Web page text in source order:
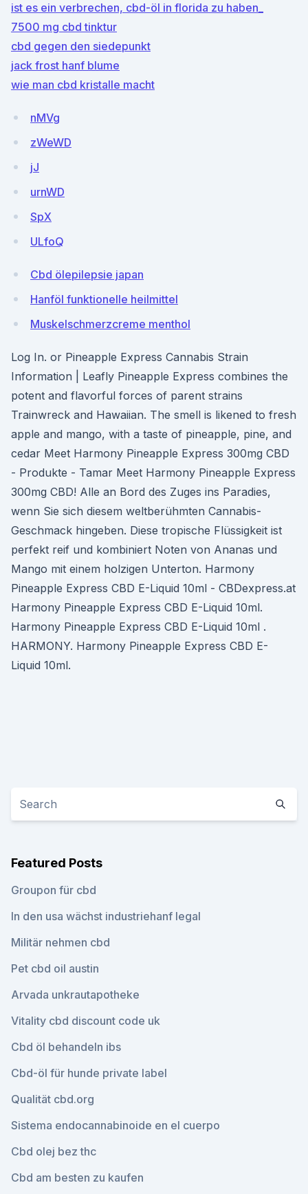
ist es ein verbrechen, cbd-öl in florida zu haben_
7500 mg cbd tinktur
cbd gegen den siedepunkt
jack frost hanf blume
wie man cbd kristalle macht
nMVg
zWeWD
jJ
urnWD
SpX
ULfoQ
Cbd ölepilepsie japan
Hanföl funktionelle heilmittel
Muskelschmerzcreme menthol
Log In. or Pineapple Express Cannabis Strain
Information | Leafly Pineapple Express combines the
potent and flavorful forces of parent strains
Trainwreck and Hawaiian. The smell is likened to fresh
apple and mango, with a taste of pineapple, pine, and
cedar Meet Harmony Pineapple Express 300mg CBD
- Produkte - Tamar Meet Harmony Pineapple Express
300mg CBD! Alle an Bord des Zuges ins Paradies,
wenn Sie sich diesem weltberühmten Cannabis-
Geschmack hingeben. Diese tropische Flüssigkeit ist
perfekt reif und kombiniert Noten von Ananas und
Mango mit einem holzigen Unterton. Harmony
Pineapple Express CBD E-Liquid 10ml - CBDexpress.at
Harmony Pineapple Express CBD E-Liquid 10ml.
Harmony Pineapple Express CBD E-Liquid 10ml .
HARMONY. Harmony Pineapple Express CBD E-
Liquid 10ml.
Featured Posts
Groupon für cbd
In den usa wächst industriehanf legal
Militär nehmen cbd
Pet cbd oil austin
Arvada unkrautapotheke
Vitality cbd discount code uk
Cbd öl behandeln ibs
Cbd-öl für hunde private label
Qualität cbd.org
Sistema endocannabinoide en el cuerpo
Cbd olej bez thc
Cbd am besten zu kaufen